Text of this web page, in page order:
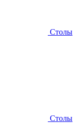
Столы
Столы